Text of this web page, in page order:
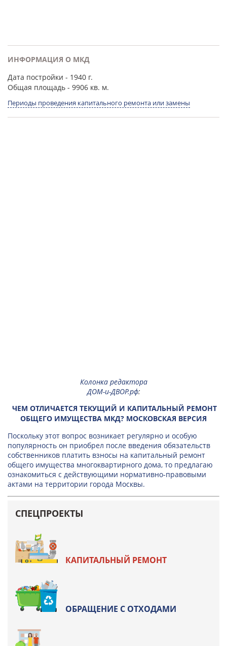
ИНФОРМАЦИЯ О МКД
Дата постройки - 1940 г.
Общая площадь - 9906 кв. м.
Периоды проведения капитального ремонта или замены
Колонка редактора
ДОМ-и-ДВОР.рф:
ЧЕМ ОТЛИЧАЕТСЯ ТЕКУЩИЙ И КАПИТАЛЬНЫЙ РЕМОНТ
ОБЩЕГО ИМУЩЕСТВА МКД? МОСКОВСКАЯ ВЕРСИЯ
Поскольку этот вопрос возникает регулярно и особую
популярность он приобрел после введения обязательств
собственников платить взносы на капитальный ремонт
общего имущества многоквартирного дома, то предлагаю
ознакомиться с действующими нормативно-правовыми
актами на территории города Москвы.
СПЕЦПРОЕКТЫ
КАПИТАЛЬНЫЙ РЕМОНТ
ОБРАЩЕНИЕ С ОТХОДАМИ